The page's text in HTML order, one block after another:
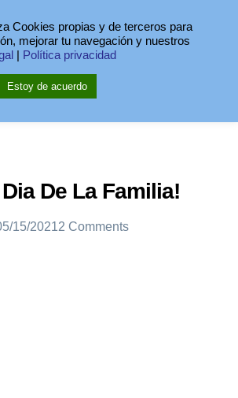
Dia De La Familia!
15/20212 Comments
Cookies propias y de terceros para
mejorar tu navegación y nuestros
Política privacidad
Estoy de acuerdo